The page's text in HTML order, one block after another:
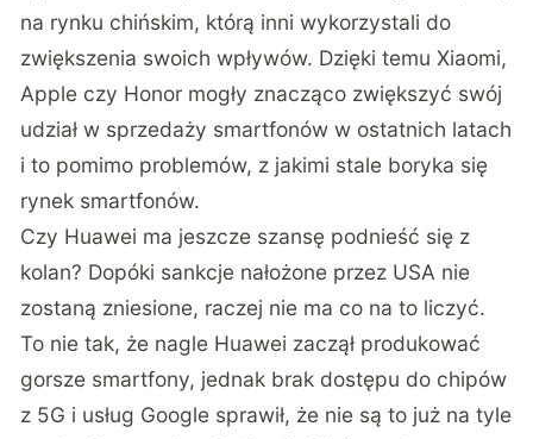
na rynku chińskim, którą inni wykorzystali do
zwiększenia swoich wpływów. Dzięki temu Xiaomi,
Apple czy Honor mogły znacząco zwiększyć swój
udział w sprzedaży smartfonów w ostatnich latach
i to pomimo problemów, z jakimi stale boryka się
rynek smartfonów.
Czy Huawei ma jeszcze szansę podnieść się z
kolan? Dopóki sankcje nałożone przez USA nie
zostaną zniesione, raczej nie ma co na to liczyć.
To nie tak, że nagle Huawei zaczął produkować
gorsze smartfony, jednak brak dostępu do chipów
z 5G i usług Google sprawił, że nie są to już na tyle